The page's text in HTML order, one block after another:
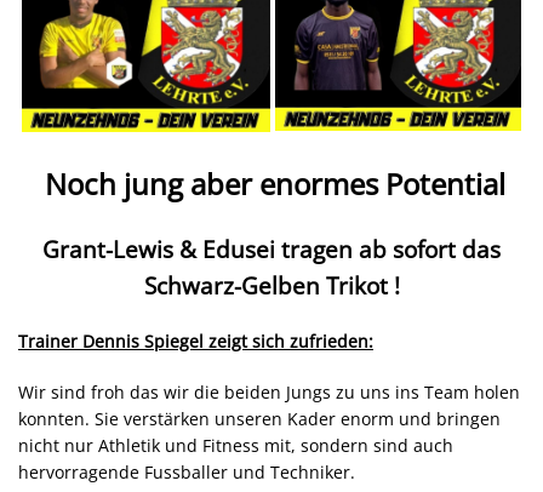
Noch jung aber enormes Potential
Grant-Lewis & Edusei tragen ab sofort das
Schwarz-Gelben Trikot !
Trainer Dennis Spiegel zeigt sich zufrieden:
Wir sind froh das wir die beiden Jungs zu uns ins Team holen
konnten. Sie verstärken unseren Kader enorm und bringen
nicht nur Athletik und Fitness mit, sondern sind auch
hervorragende Fussballer und Techniker.